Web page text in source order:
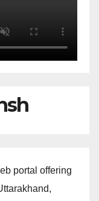
portal offering